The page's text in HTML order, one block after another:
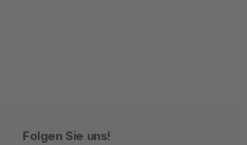
Folgen Sie uns!